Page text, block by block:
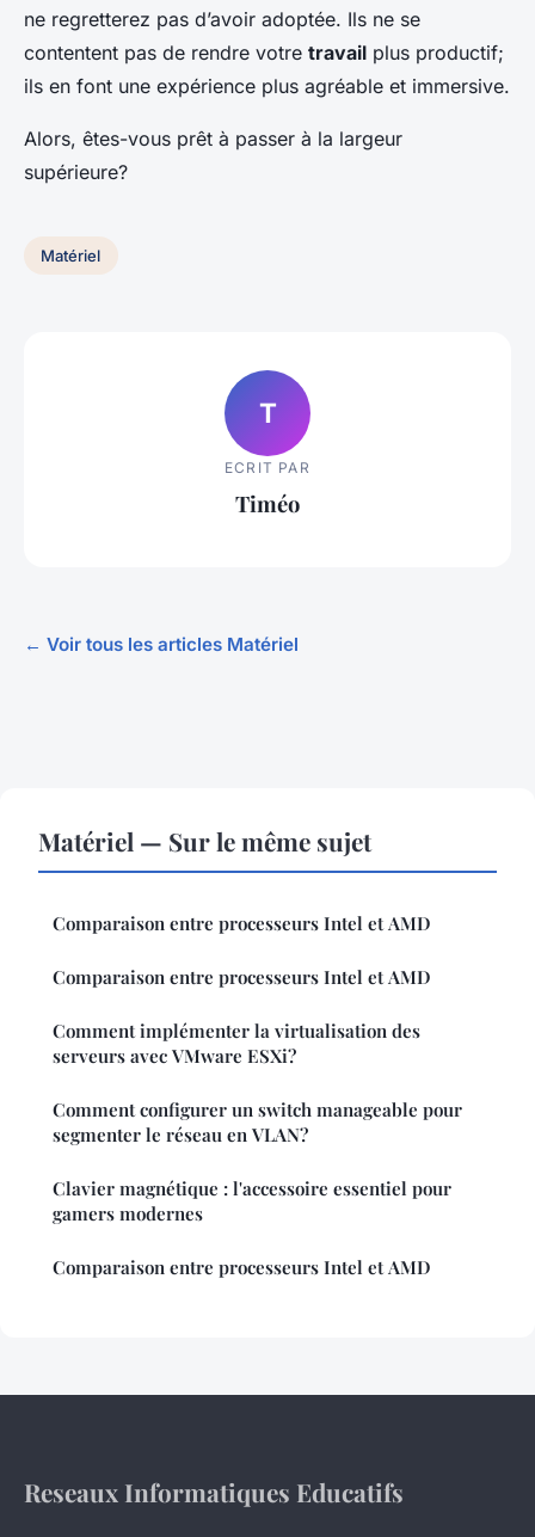
ne regretterez pas d’avoir adoptée. Ils ne se
contentent pas de rendre votre travail plus productif;
ils en font une expérience plus agréable et immersive.
Alors, êtes-vous prêt à passer à la largeur
supérieure?
Matériel
T
ECRIT PAR
Timéo
← Voir tous les articles Matériel
Matériel — Sur le même sujet
Comparaison entre processeurs Intel et AMD
Comparaison entre processeurs Intel et AMD
Comment implémenter la virtualisation des
serveurs avec VMware ESXi?
Comment configurer un switch manageable pour
segmenter le réseau en VLAN?
Clavier magnétique : l'accessoire essentiel pour
gamers modernes
Comparaison entre processeurs Intel et AMD
Reseaux Informatiques Educatifs